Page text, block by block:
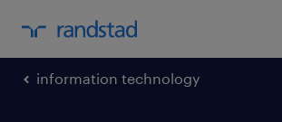
information technology